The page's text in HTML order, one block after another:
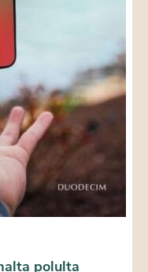
polulta